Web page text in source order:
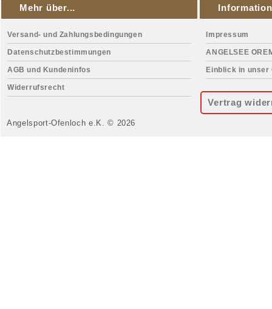
Mehr über...
Versand- und Zahlungsbedingungen
Datenschutzbestimmungen
AGB und Kundeninfos
Widerrufsrecht
Impressum
ANGELSEE
Einblick in unser
Vertrag
Angelsport-Ofenloch e.K. © 2026